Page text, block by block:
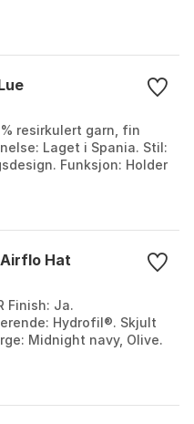
resirkulert garn, fin
Laget i Spania. Stil:
Funksjon: Holder
Hat
Finish: Ja.
Hydrofil®. Skjult
Midnight navy, Olive.